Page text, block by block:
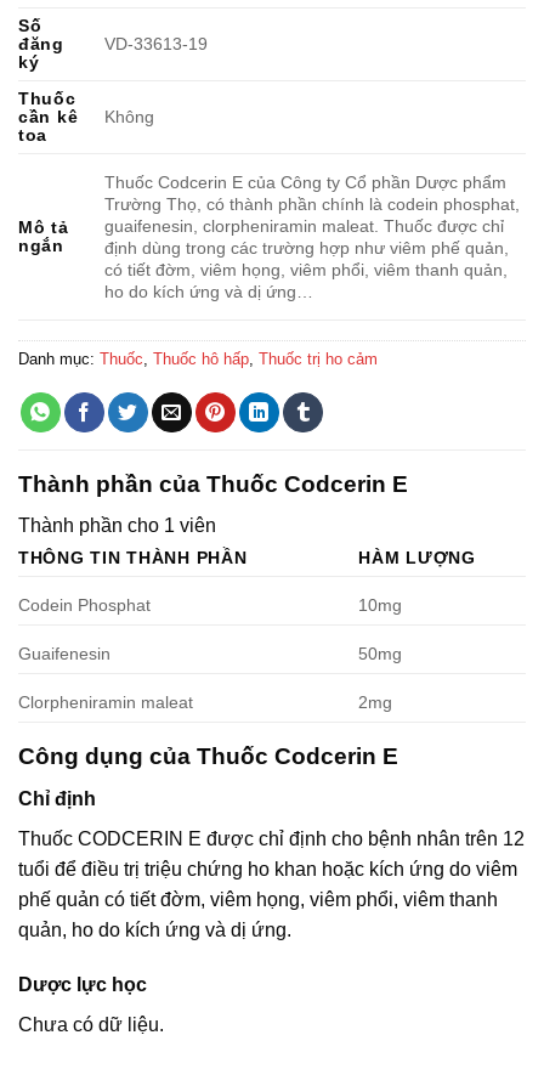
Số
đăng
ký
VD-33613-19
Thuốc
cần kê
toa
Không
Mô tả
ngắn
Thuốc Codcerin E của Công ty Cổ phần Dược phẩm
Trường Thọ, có thành phần chính là codein phosphat,
guaifenesin, clorpheniramin maleat. Thuốc được chỉ
định dùng trong các trường hợp như viêm phế quản,
có tiết đờm, viêm họng, viêm phổi, viêm thanh quản,
ho do kích ứng và dị ứng…
Danh mục: Thuốc Thuốc hô hấp Thuốc trị ho cảm
Thành phần của Thuốc Codcerin E
Thành phần cho 1 viên
THÔNG TIN THÀNH PHẦN HÀM LƯỢNG
Codein Phosphat 10mg
Guaifenesin 50mg
Clorpheniramin maleat 2mg
Công dụng của Thuốc Codcerin E
Chỉ định
Thuốc CODCERIN E được chỉ định cho bệnh nhân trên 12
tuổi để điều trị triệu chứng ho khan hoặc kích ứng do viêm
phế quản có tiết đờm, viêm họng, viêm phổi, viêm thanh
quản, ho do kích ứng và dị ứng.
Dược lực học
Chưa có dữ liệu.